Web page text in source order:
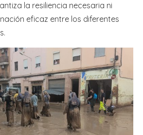
la resiliencia necesaria ni
eficaz entre los diferentes